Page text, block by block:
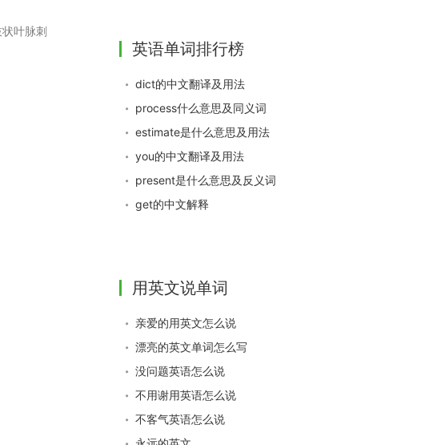
叶脉刺
英语单词排行榜
dict的中文翻译及用法
process什么意思及同义词
estimate是什么意思及用法
you的中文翻译及用法
present是什么意思及反义词
get的中文解释
用英文说单词
亲爱的用英文怎么说
漂亮的英文单词怎么写
没问题英语怎么说
不用谢用英语怎么说
不客气英语怎么说